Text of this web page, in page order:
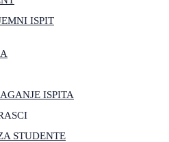
ISPIT
ISPITA
STUDENTE